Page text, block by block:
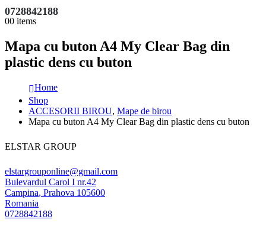
0728842188
00 items
Mapa cu buton A4 My Clear Bag din
plastic dens cu buton
Home
Shop
ACCESORII BIROU, Mape de birou
Mapa cu buton A4 My Clear Bag din plastic dens cu buton
ELSTAR GROUP
elstargrouponline@gmail.com
Bulevardul Carol I nr.42
Campina, Prahova 105600
Romania
0728842188